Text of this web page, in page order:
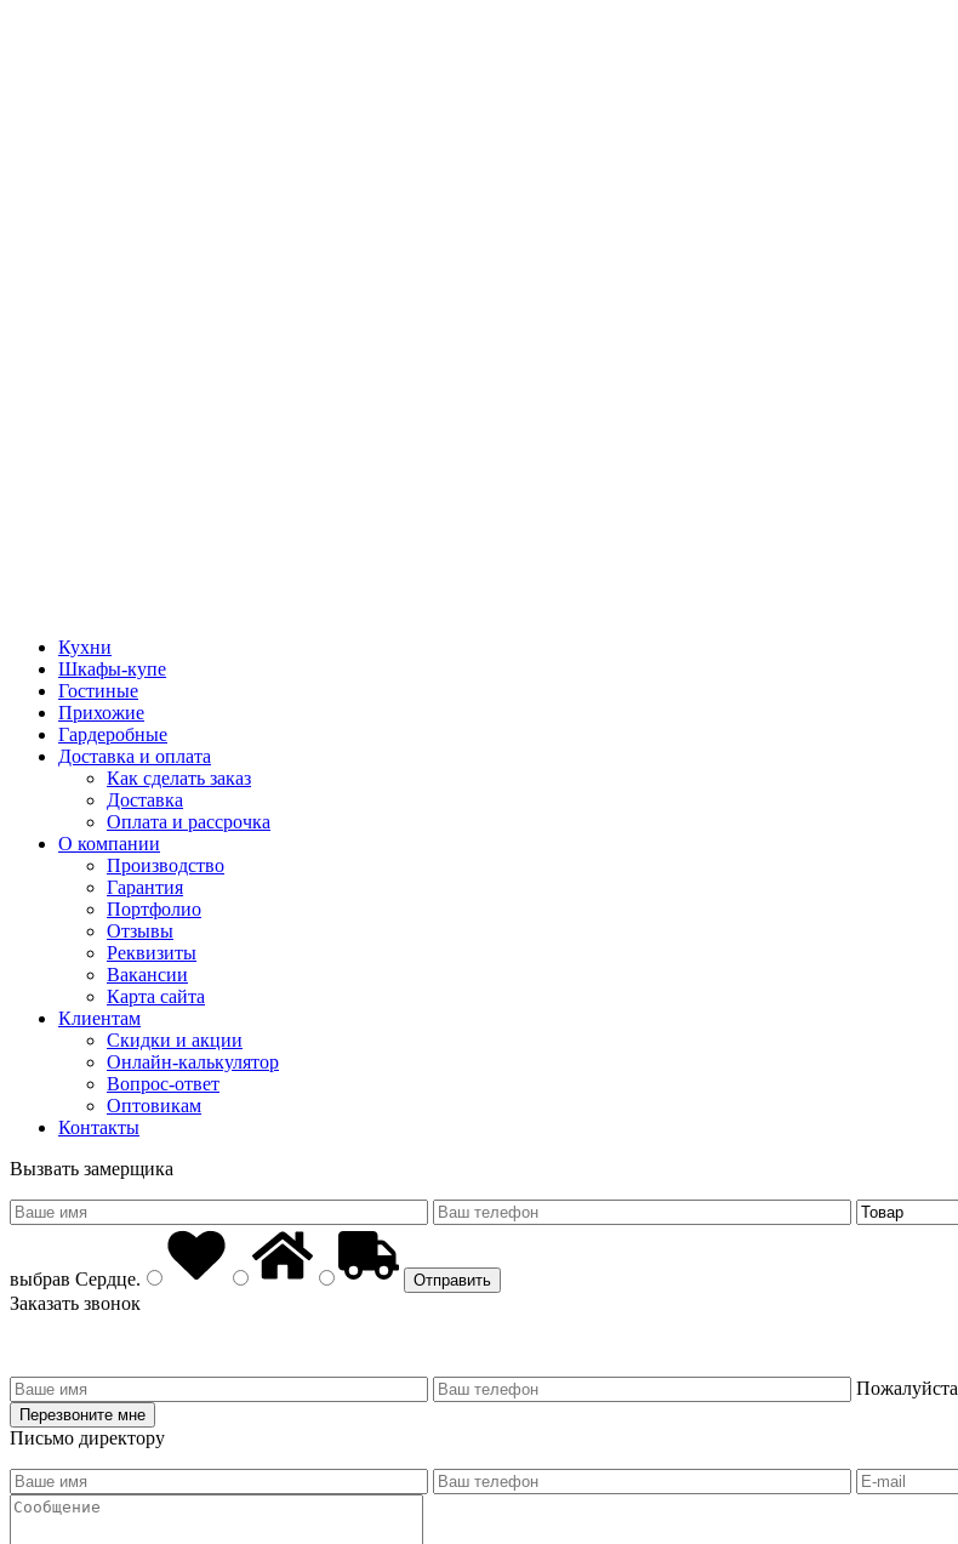
Кухни
Шкафы-купе
Гостиные
Прихожие
Гардеробные
Доставка и оплата
Как сделать заказ
Доставка
Оплата и рассрочка
О компании
Производство
Гарантия
Портфолио
Отзывы
Реквизиты
Вакансии
Карта сайта
Клиентам
Скидки и акции
Онлайн-калькулятор
Вопрос-ответ
Оптовикам
Контакты
Вызвать замерщика
выбрав Сердце.
Заказать звонок
Письмо директору